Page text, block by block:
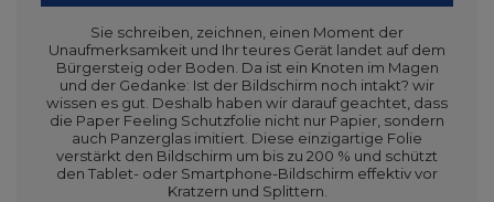
Sie schreiben, zeichnen, einen Moment der
Unaufmerksamkeit und Ihr teures Gerät landet auf dem
Bürgersteig oder Boden. Da ist ein Knoten im Magen
und der Gedanke: Ist der Bildschirm noch intakt? wir
wissen es gut. Deshalb haben wir darauf geachtet, dass
die Paper Feeling Schutzfolie nicht nur Papier, sondern
auch Panzerglas imitiert. Diese einzigartige Folie
verstärkt den Bildschirm um bis zu 200 % und schützt
den Tablet- oder Smartphone-Bildschirm effektiv vor
Kratzern und Splittern.